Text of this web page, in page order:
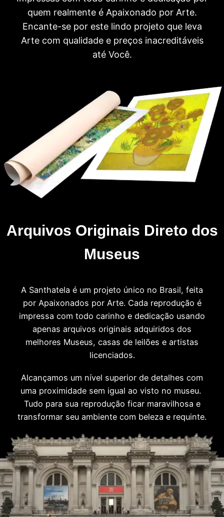
quem realmente é Apaixonado por Arte.
Encante-se por este lindo projeto que leva
Arte com qualidade e preços inacreditáveis
até Você.
Arquivos Originais Direto dos
Museus
A Santhatela é um projeto único no Brasil, feita
por Apaixonados por Arte. Cada reprodução é
impressa com todo carinho e dedicação usando
apenas arquivos originais adquiridos dos
melhores Museus, casas de leilões e artistas
licenciados.
Alcançamos um nível superior de detalhes com
uma proximidade sem igual ao visto no museu.
Tudo para sua reprodução ficar maravilhosa e
transformar seu ambiente com beleza e requinte.